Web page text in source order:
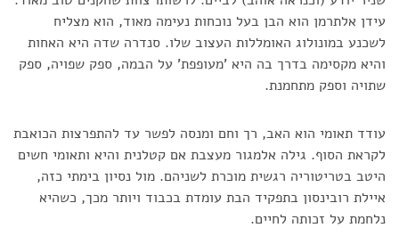
עידן אלתרמן הוא הבן בעל נוכחות נעימה מאוד, הוא מצליח
לשכנע במונולוג האומללות העצוב שלו. סנדרה שדה היא האחות
והיא מקסימה בדרך בה היא 'מעופפת' על הבמה, ספק שפויה, ספק
שתויה וספק מתחמנת.
עודד תאומי הוא האב, רך וחם ומנסה לפשר עד להתפרצות הכואבת
לקראת הסוף. גילה אלמגור מעצבת אם קטלנית והיא ותאומי חשים
היטב בטריטוריה רגשית מוכרת לשניהם. מול נסיון בימתי כזה,
איילת רובינסון בתפקיד הבת עומדת בכבוד ויותר מכך, כשהיא
נלחמת על זכותה לחיים.